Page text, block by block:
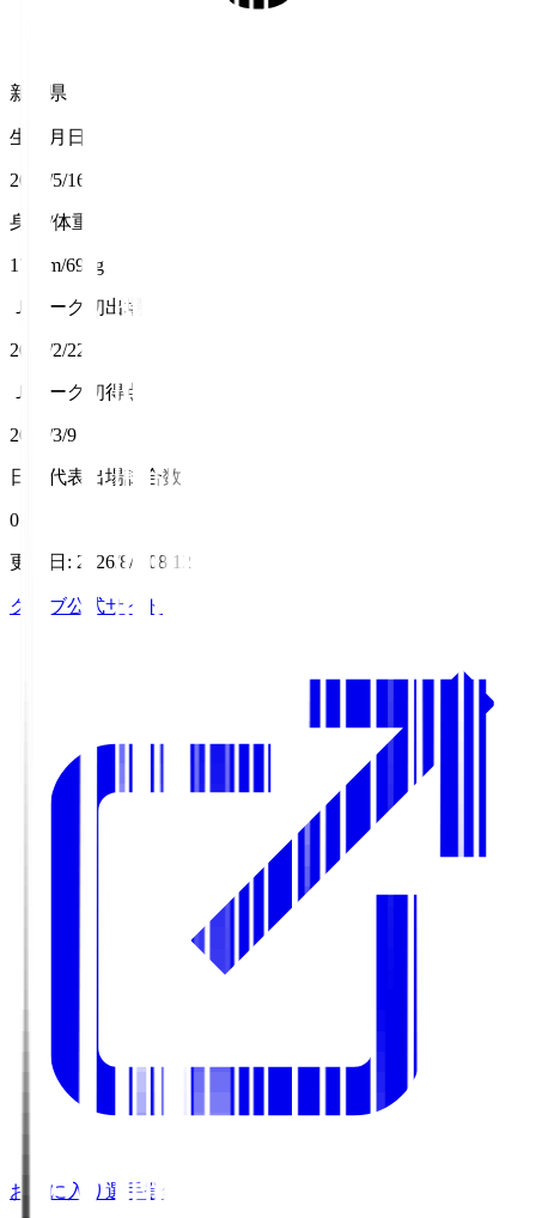
新潟県
生年月日
2002/5/16
身長/体重
171cm/69kg
Ｊリーグ初出場
2025/2/22
Ｊリーグ初得点
2025/3/9
日本代表出場試合数
0
更新日 : 2026/8/7 08:12
クラブ公式サイト
お気に入り選手登録